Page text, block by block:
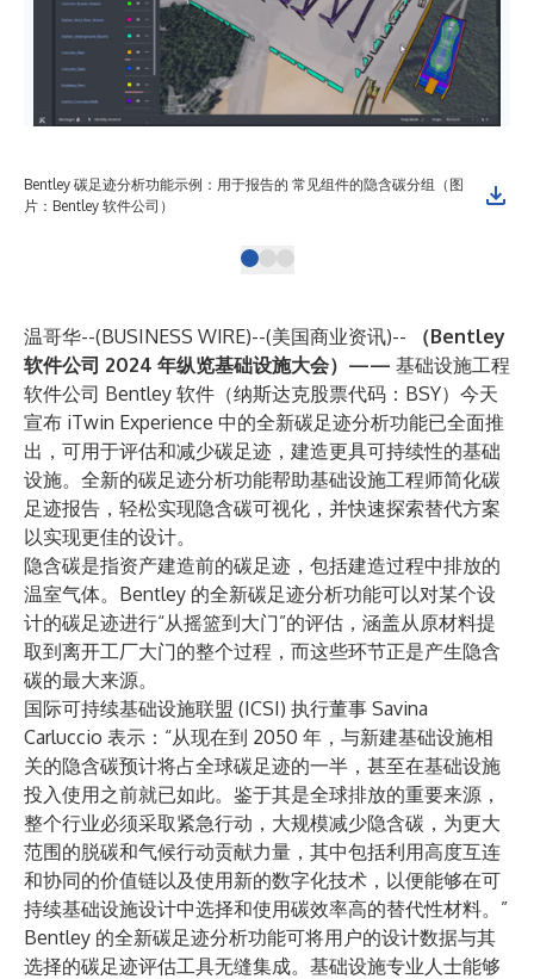
Bentley 碳足迹分析功能示例：用于报告的 常见组件的隐含碳分组（图
片：Bentley 软件公司）
温哥华--(BUSINESS WIRE)--(美国商业资讯)--
（Bentley
软件公司 2024 年纵览基础设施大会）—— 基础设施工程
软件公司 Bentley 软件 （纳斯达克股票代码：BSY）今天
宣布 iTwin Experience 中的全新碳足迹分析功能已全面推
出，可用于评估和减少碳足迹，建造更具可持续性的基础
设施。全新的碳足迹分析功能帮助基础设施工程师简化碳
足迹报告，轻松实现隐含碳可视化，并快速探索替代方案
以实现更佳的设计。
隐含碳是指资产建造前的碳足迹，包括建造过程中排放的
温室气体。Bentley 的全新碳足迹分析功能可以对某个设
计的碳足迹进行“从摇篮到大门”的评估，涵盖从原材料提
取到离开工厂大门的整个过程，而这些环节正是产生隐含
碳的最大来源。
国际可持续基础设施联盟 (ICSI) 执行董事 Savina
Carluccio 表示：“从现在到 2050 年，与新建基础设施相
关的隐含碳预计将占全球碳足迹的一半，甚至在基础设施
投入使用之前就已如此。鉴于其是全球排放的重要来源，
整个行业必须采取紧急行动，大规模减少隐含碳，为更大
范围的脱碳和气候行动贡献力量，其中包括利用高度互连
和协同的价值链以及使用新的数字化技术，以便能够在可
持续基础设施设计中选择和使用碳效率高的替代性材料。”
Bentley 的全新碳足迹分析功能可将用户的设计数据与其
选择的碳足迹评估工具无缝集成。基础设施专业人士能够